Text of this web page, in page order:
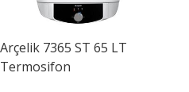
Arçelik 7365 ST 65 LT
Termosifon